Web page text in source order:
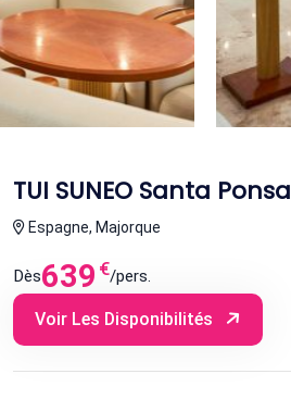
TUI SUNEO Santa Ponsa
Espagne, Majorque
Dès639 €/pers.
Voir Les Disponibilités